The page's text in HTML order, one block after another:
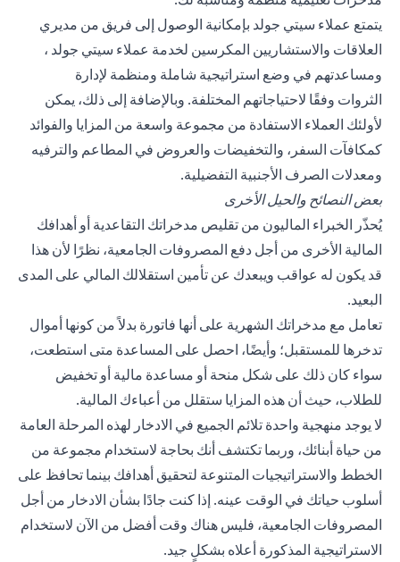
يتمتع عملاء سيتي جولد بإمكانية الوصول إلى فريق من مديري
العلاقات والاستشاريين المكرسين لخدمة عملاء سيتي جولد ،
ومساعدتهم في وضع استراتيجية شاملة ومنظمة لإدارة
الثروات وفقًا لاحتياجاتهم المختلفة. وبالإضافة إلى ذلك، يمكن
لأولئك العملاء الاستفادة من مجموعة واسعة من المزايا والفوائد
كمكافآت السفر، والتخفيضات والعروض في المطاعم والترفيه
ومعدلات الصرف الأجنبية التفضيلية.
بعض النصائح والحيل الأخرى
يُحذّر الخبراء الماليون من تقليص مدخراتك التقاعدية أو أهدافك
المالية الأخرى من أجل دفع المصروفات الجامعية، نظرًا لأن هذا
قد يكون له عواقب ويبعدك عن تأمين استقلالك المالي على المدى
البعيد.
تعامل مع مدخراتك الشهرية على أنها فاتورة بدلاً من كونها أموال
تدخرها للمستقبل؛ وأيضًا، احصل على المساعدة متى استطعت،
سواء كان ذلك على شكل منحة أو مساعدة مالية أو تخفيض
للطلاب، حيث أن هذه المزايا ستقلل من أعباءك المالية.
لا يوجد منهجية واحدة تلائم الجميع في الادخار لهذه المرحلة العامة
من حياة أبنائك، وربما تكتشف أنك بحاجة لاستخدام مجموعة من
الخطط والاستراتيجيات المتنوعة لتحقيق أهدافك بينما تحافظ على
أسلوب حياتك في الوقت عينه. إذا كنت جادًا بشأن الادخار من أجل
المصروفات الجامعية، فليس هناك وقت أفضل من الآن لاستخدام
الاستراتيجية المذكورة أعلاه بشكلٍ جيد.